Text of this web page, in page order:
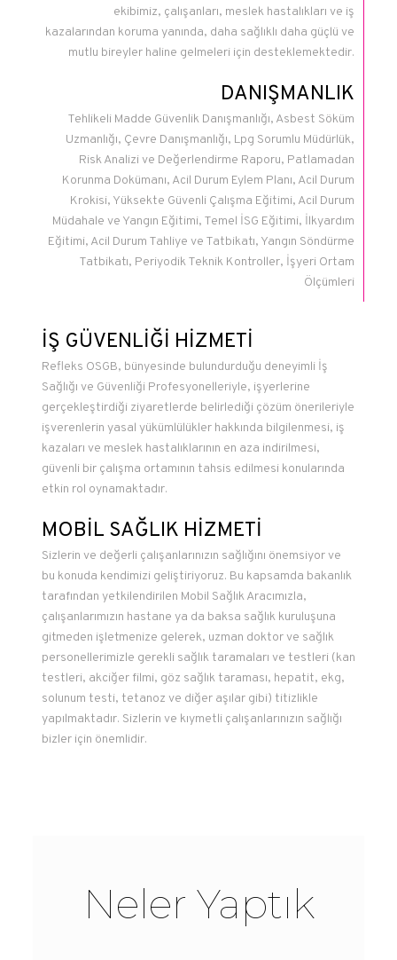
ekibimiz, çalışanları, meslek hastalıkları ve iş
kazalarından koruma yanında, daha sağlıklı daha güçlü ve
mutlu bireyler haline gelmeleri için desteklemektedir.
DANIŞMANLIK
Tehlikeli Madde Güvenlik Danışmanlığı, Asbest Söküm
Uzmanlığı, Çevre Danışmanlığı, Lpg Sorumlu Müdürlük,
Risk Analizi ve Değerlendirme Raporu, Patlamadan
Korunma Dokümanı, Acil Durum Eylem Planı, Acil Durum
Krokisi, Yüksekte Güvenli Çalışma Eğitimi, Acil Durum
Müdahale ve Yangın Eğitimi, Temel İSG Eğitimi, İlkyardım
Eğitimi, Acil Durum Tahliye ve Tatbikatı, Yangın Söndürme
Tatbikatı, Periyodik Teknik Kontroller, İşyeri Ortam
Ölçümleri
İŞ GÜVENLİĞİ HİZMETİ
Refleks OSGB, bünyesinde bulundurduğu deneyimli İş
Sağlığı ve Güvenliği Profesyonelleriyle, işyerlerine
gerçekleştirdiği ziyaretlerde belirlediği çözüm önerileriyle
işverenlerin yasal yükümlülükler hakkında bilgilenmesi, iş
kazaları ve meslek hastalıklarının en aza indirilmesi,
güvenli bir çalışma ortamının tahsis edilmesi konularında
etkin rol oynamaktadır.
MOBİL SAĞLIK HİZMETİ
Sizlerin ve değerli çalışanlarınızın sağlığını önemsiyor ve
bu konuda kendimizi geliştiriyoruz. Bu kapsamda bakanlık
tarafından yetkilendirilen Mobil Sağlık Aracımızla,
çalışanlarımızın hastane ya da baksa sağlık kuruluşuna
gitmeden işletmenize gelerek, uzman doktor ve sağlık
personellerimizle gerekli sağlık taramaları ve testleri (kan
testleri, akciğer filmi, göz sağlık taraması, hepatit, ekg,
solunum testi, tetanoz ve diğer aşılar gibi) titizlikle
yapılmaktadır. Sizlerin ve kıymetli çalışanlarınızın sağlığı
bizler için önemlidir.
Neler Yaptık